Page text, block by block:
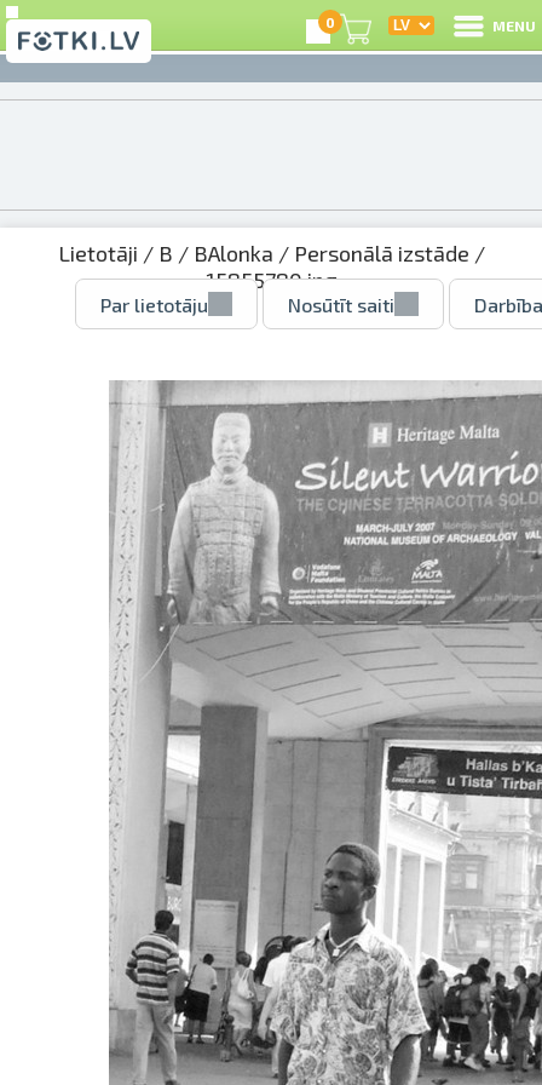
0 MENU
Lietotāji / B / BAlonka / Personālā izstāde /
15855780.jpg
Par lietotāju Nosūtīt saiti